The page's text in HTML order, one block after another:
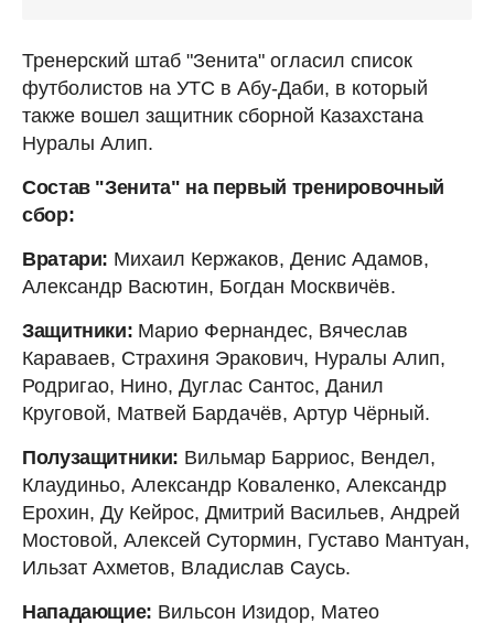
Тренерский штаб "Зенита" огласил список
футболистов на УТС в Абу-Даби, в который
также вошел защитник сборной Казахстана
Нуралы Алип.
Состав "Зенита" на первый тренировочный
сбор:
Вратари: Михаил Кержаков, Денис Адамов,
Александр Васютин, Богдан Москвичёв.
Защитники: Марио Фернандес, Вячеслав
Караваев, Страхиня Эракович, Нуралы Алип,
Родригао, Нино, Дуглас Сантос, Данил
Круговой, Матвей Бардачёв, Артур Чёрный.
Полузащитники: Вильмар Барриос, Вендел,
Клаудиньо, Александр Коваленко, Александр
Ерохин, Ду Кейрос, Дмитрий Васильев, Андрей
Мостовой, Алексей Сутормин, Густаво Мантуан,
Ильзат Ахметов, Владислав Саусь.
Нападающие: Вильсон Изидор, Матео